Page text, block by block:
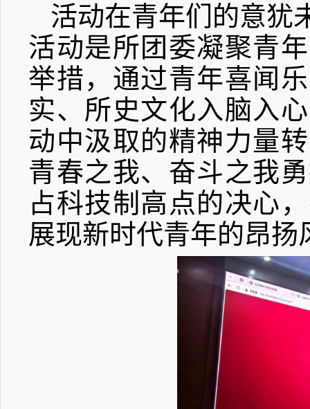
活动在青年们的意犹
活动是所团委凝聚青
举措，通过青年喜闻
实、所史文化入脑入
动中汲取的精神力量
青春之我、奋斗之我
占科技制高点的决心
展现新时代青年的昂扬